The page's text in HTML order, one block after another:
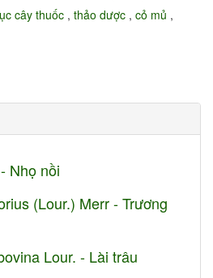
cây thuốc , thảo dược , cỏ mủ ,
Nhọ nồi
(Lour.) Merr - Trương
Lour. - Lài trâu